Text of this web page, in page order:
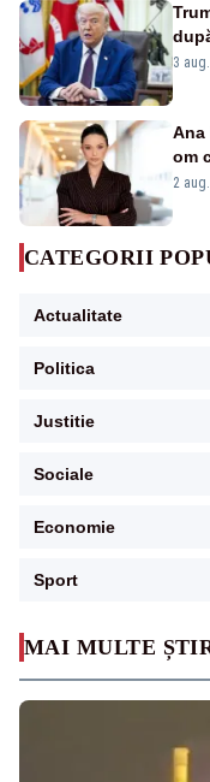
MAI MULTE
3
Ana
om
2
CATEGORII
Actualitate
Politica
Justitie
Sociale
Economie
Sport